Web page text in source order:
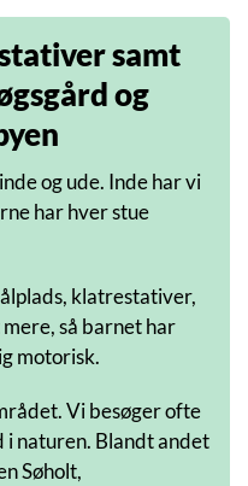
samt
og
og ude. Inde har vi
har hver stue
klatrestativer,
så barnet har
motorisk.
Vi besøger ofte
i naturen. Blandt andet
Søholt,